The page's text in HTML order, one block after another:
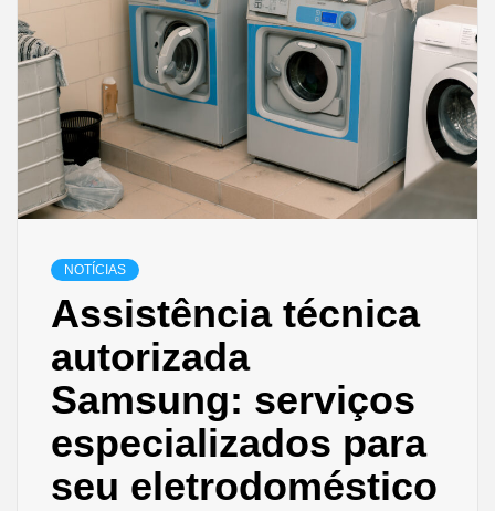
NOTÍCIAS
Assistência técnica
autorizada
Samsung: serviços
especializados para
seu eletrodoméstico